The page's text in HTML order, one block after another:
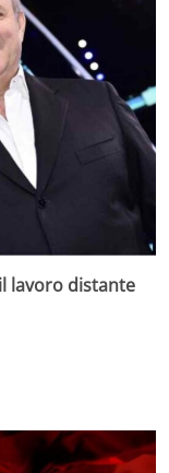
lavoro distante